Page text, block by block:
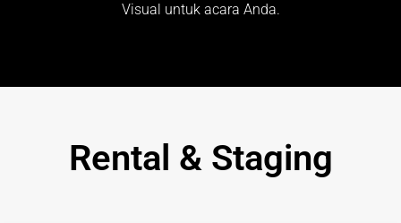
Visual untuk acara Anda.
Rental & Staging